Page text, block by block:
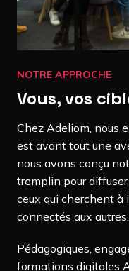
NOTRE APPROCHE
Vous, vos
Chez Adeliom, nous
est avant tout une
nous avons conçu
tremplin pour
ceux qui cherchent
connectés aux autres.
Pédagogiques,
formations digitales